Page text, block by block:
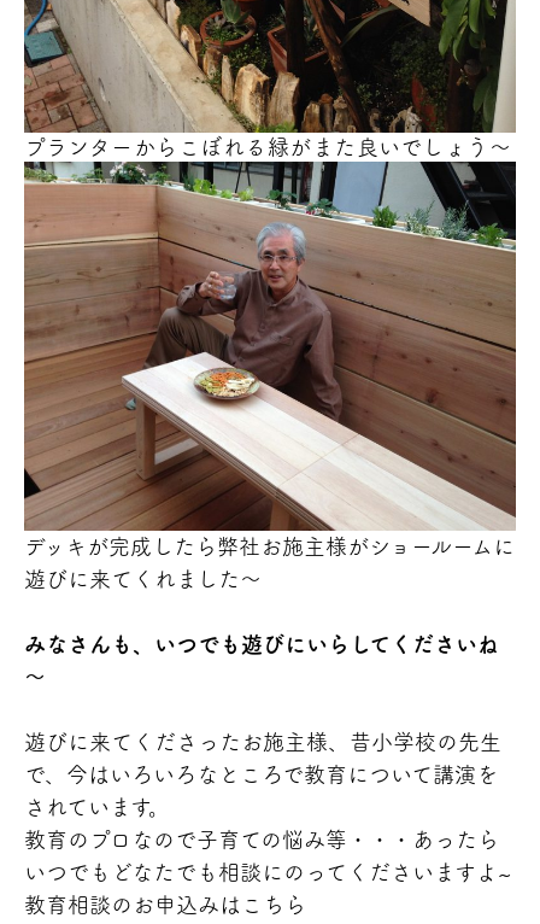
プランターからこぼれる緑がまた良いでしょう～
デッキが完成したら弊社お施主様がショールームに
遊びに来てくれました～
みなさんも、いつでも遊びにいらしてくださいね
～
遊びに来てくださったお施主様、昔小学校の先生
で、今はいろいろなところで教育について講演を
されています。
教育のプロなので子育ての悩み等・・・あったら
いつでもどなたでも相談にのってくださいますよ~
教育相談のお申込みはこちら